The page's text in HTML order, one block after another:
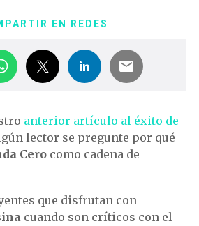
EN REDES
anterior artículo al éxito de
lector se pregunte por qué
Cero como cadena de
que disfrutan con
cuando son críticos con el